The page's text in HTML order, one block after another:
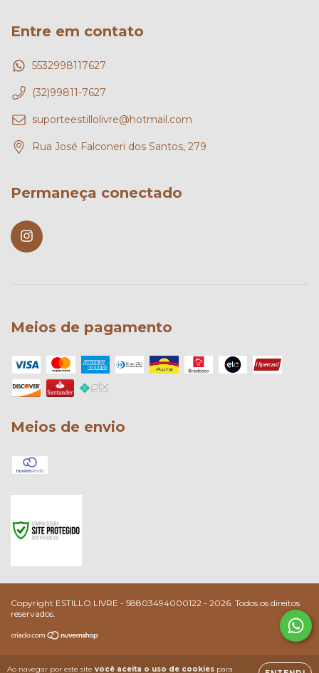
Ao navegar por este site você aceita o uso de cookies para
Entre em contato
5532998117627
(32)99811-7627
suporteestillolivre@hotmail.com
Rua José Falconeri dos Santos, 279
Permaneça conectado
Meios de pagamento
Meios de envio
Copyright ESTILLO LIVRE - 58803494000122 - 2026. Todos os direitos
reservados.